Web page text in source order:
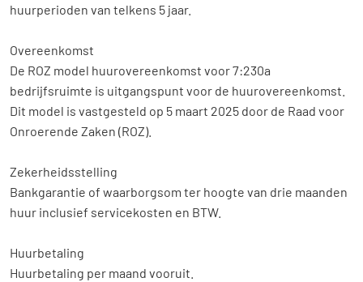
huurperioden van telkens 5 jaar.
Overeenkomst
De ROZ model huurovereenkomst voor 7:230a
bedrijfsruimte is uitgangspunt voor de huurovereenkomst.
Dit model is vastgesteld op 5 maart 2025 door de Raad voor
Onroerende Zaken (ROZ).
Zekerheidsstelling
Bankgarantie of waarborgsom ter hoogte van drie maanden
huur inclusief servicekosten en BTW.
Huurbetaling
Huurbetaling per maand vooruit.